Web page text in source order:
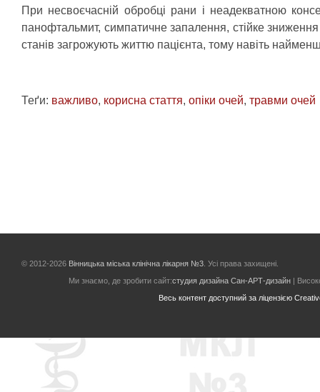
При несвоєчасній обробці рани і неадекватною
панофтальмит, симпатичне запалення, стійке
станів загрожують життю пацієнта, тому навіть
Теґи: важливо, корисна стаття, опіки очей, травми очей
© 2012-2026 Вінницька міська клінічна лікарня №3 . Усі права захищені.
Ми знаємо, де зробити сайт:студия дизайна Сан-АРТ-дизайн|
Весь контент доступний за ліцензією